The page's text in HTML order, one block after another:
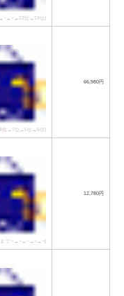
位→19位]
4位 →7位→5位→6位]
66,980円
まで:−→−→−→−→−]
12,780円